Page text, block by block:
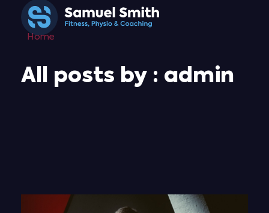
Samuel Smith
Fitness, Physio & Coaching
Home
All posts by : admin